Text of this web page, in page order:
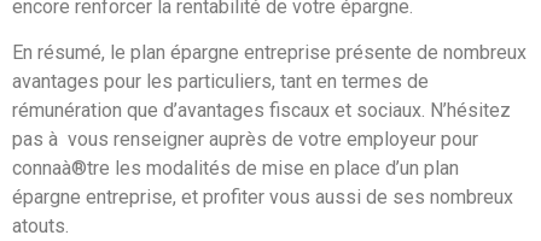
encore renforcer la rentabilité de votre épargne.
En résumé, le plan épargne entreprise présente de nombreux
avantages pour les particuliers, tant en termes de
rémunération que d’avantages fiscaux et sociaux. N’hésitez
pas à vous renseigner auprès de votre employeur pour
connaà®tre les modalités de mise en place d’un plan
épargne entreprise, et profiter vous aussi de ses nombreux
atouts.